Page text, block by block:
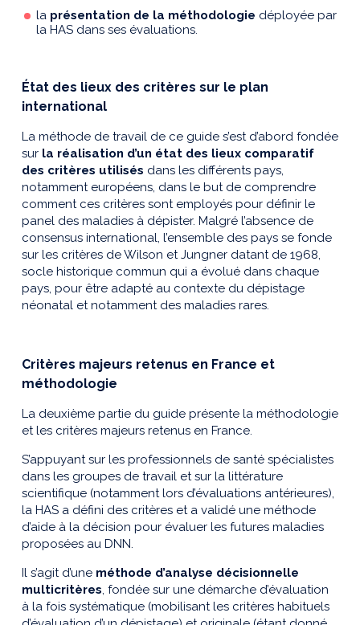
la présentation de la méthodologie déployée par
la HAS dans ses évaluations.
État des lieux des critères sur le plan
international
La méthode de travail de ce guide s’est d’abord fondée
sur la réalisation d’un état des lieux comparatif
des critères utilisés dans les différents pays,
notamment européens, dans le but de comprendre
comment ces critères sont employés pour définir le
panel des maladies à dépister. Malgré l’absence de
consensus international, l’ensemble des pays se fonde
sur les critères de Wilson et Jungner datant de 1968,
socle historique commun qui a évolué dans chaque
pays, pour être adapté au contexte du dépistage
néonatal et notamment des maladies rares.
Critères majeurs retenus en France et
méthodologie
La deuxième partie du guide présente la méthodologie
et les critères majeurs retenus en France.
S’appuyant sur les professionnels de santé spécialistes
dans les groupes de travail et sur la littérature
scientifique (notamment lors d’évaluations antérieures),
la HAS a défini des critères et a validé une méthode
d’aide à la décision pour évaluer les futures maladies
proposées au DNN.
Il s’agit d’une méthode d’analyse décisionnelle
multicritères, fondée sur une démarche d’évaluation
à la fois systématique (mobilisant les critères habituels